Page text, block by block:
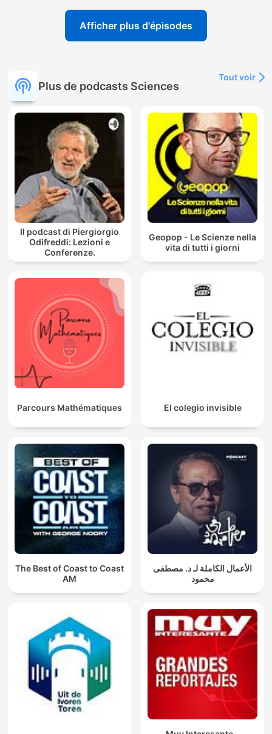
Afficher plus d'épisodes
Plus de podcasts Sciences
Tout voir
Il podcast di Piergiorgio
Odifreddi: Lezioni e
Conferenze.
Geopop - Le Scienze nella
vita di tutti i giorni
Parcours Mathématiques El colegio invisible
The Best of Coast to Coast
AM
الأعمال الكاملة لـ د. مصطفى
محمود